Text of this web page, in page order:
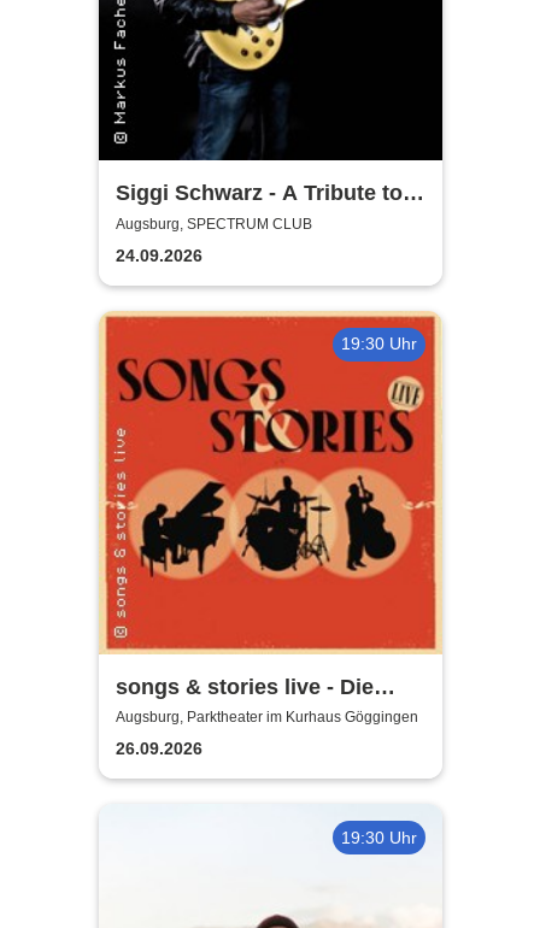
Siggi Schwarz - A Tribute to
Gary Moore
Augsburg, SPECTRUM CLUB
24.09.2026
19:30 Uhr
songs & stories live - Die
größten Hits und ihre
Geschichte
Augsburg, Parktheater im Kurhaus Göggingen
26.09.2026
19:30 Uhr